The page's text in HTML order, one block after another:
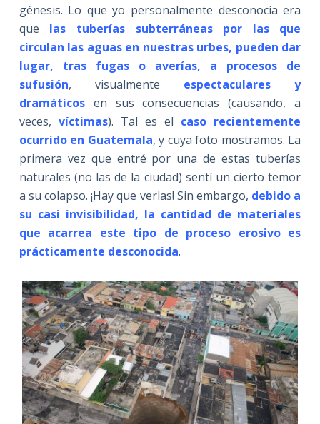
génesis. Lo que yo personalmente desconocía era
que las tuberías
subterráneas por las que
circulan las aguas en nuestras urbes, pueden dar
lugar, tras fugas o averías, a procesos de
sufusión, visualmente espectaculares y
dramáticosen sus consecuencias (causando, a
veces, víctimas). Tal es el caso recientemente
ocurrido en Guatemala, y cuya foto mostramos. La
primera vez que entré por una de estas tuberías
naturales (no las de la ciudad) sentí un cierto temor
a su colapso. ¡Hay que verlas! Sin embargo, debido a
su casi invisibilidad, la cantidad de materiales
que acarrea este tipo de proceso erosivo es
prácticamente desconocida.